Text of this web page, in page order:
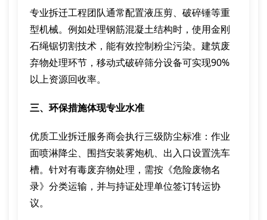
专业拆迁工程团队通常配置液压剪、破碎锤等重
型机械。例如处理钢筋混凝土结构时，使用金刚
石绳锯切割技术，能有效控制粉尘污染。建筑废
弃物处理环节，移动式破碎筛分设备可实现90%
以上资源回收率。
三、环保措施体现专业水准
优质工业拆迁服务商会执行三级防尘标准：作业
面喷淋降尘、围挡安装雾炮机、出入口设置洗车
槽。针对有毒废弃物处理，需按《危险废物名
录》分类运输，并与持证处理单位签订转运协
议。